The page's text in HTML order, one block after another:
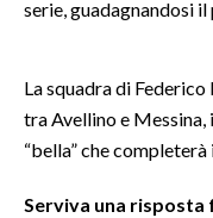
SALUTE
EVENTI
serie, guadagnandosi
La squadra di
tra Avellino e
“bella” che completerà
Serviva una